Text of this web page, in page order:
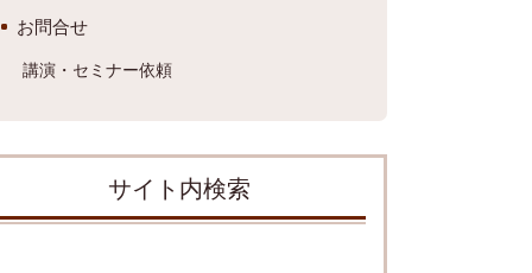
お問合せ
講演・セミナー依頼
サイト内検索